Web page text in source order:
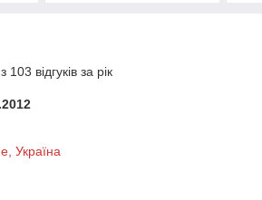
відгуків за рік
Україна